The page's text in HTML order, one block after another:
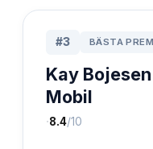
#3 BÄSTA
Kay
Mobil
·8.4/10